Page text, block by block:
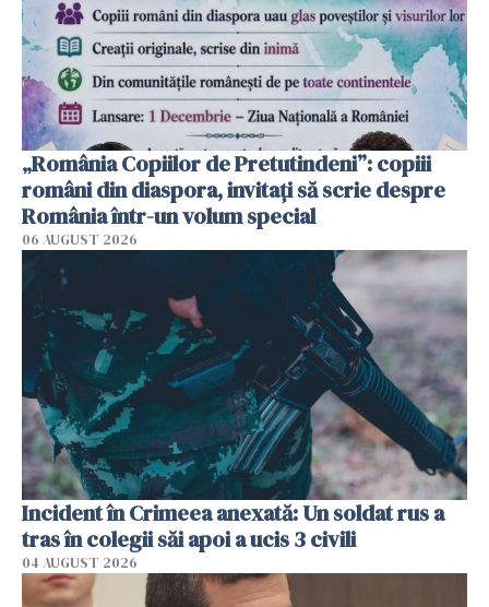
„România Copiilor de Pretutindeni”: copiii
români din diaspora, invitați să scrie despre
România într-un volum special
06 AUGUST 2026
Incident în Crimeea anexată: Un soldat rus a
tras în colegii săi apoi a ucis 3 civili
04 AUGUST 2026